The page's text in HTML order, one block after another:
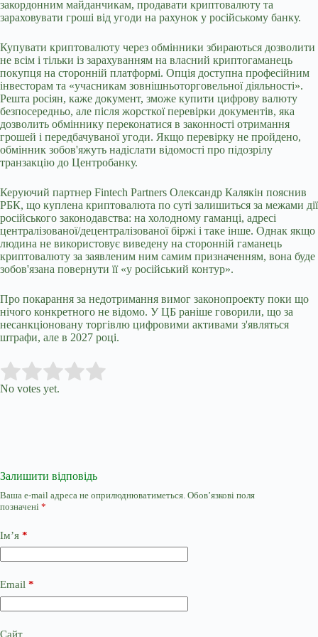
закордонним майданчикам, продавати криптовалюту та
зараховувати гроші від угоди на рахунок у російському банку.
Купувати криптовалюту через обмінники збираються дозволити
не всім і тільки із зарахуванням на власний криптогаманець
покупця на сторонній платформі. Опція доступна професійним
інвесторам та «учасникам зовнішньоторговельної діяльності».
Решта росіян, каже документ, зможе купити цифрову валюту
безпосередньо, але після жорсткої перевірки документів, яка
дозволить обміннику переконатися в законності отримання
грошей і передбачуваної угоди. Якщо перевірку не пройдено,
обмінник зобов'яжуть надіслати відомості про підозрілу
транзакцію до Центробанку.
Керуючий партнер Fintech Partners Олександр Калякін пояснив
РБК, що куплена криптовалюта по суті залишиться за межами дії
російського законодавства: на холодному гаманці, адресі
централізованої/децентралізованої біржі і таке інше. Однак якщо
людина не використовує виведену на сторонній гаманець
криптовалюту за заявленим ним самим призначенням, вона буде
зобов'язана повернути її «у російський контур».
Про покарання за недотримання вимог законопроекту поки що
нічого конкретного не відомо. У ЦБ раніше говорили, що за
несанкціоновану торгівлю цифровими активами з'являться
штрафи, але в 2027 році.
Rate this item:
No votes yet.
Залишити відповідь
Ваша e-mail адреса не оприлюднюватиметься. Обов’язкові поля
позначені *
Ім’я *
Email *
Сайт